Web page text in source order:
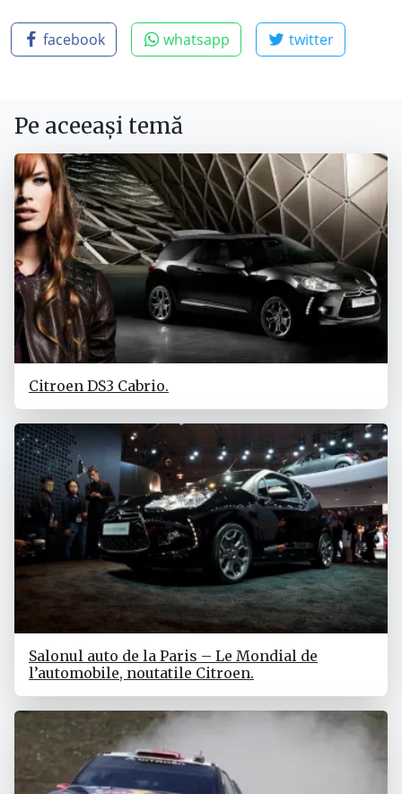
facebook whatsapp twitter
Pe aceeași temă
Citroen DS3 Cabrio.
Salonul auto de la Paris – Le Mondial de
l’automobile, noutatile Citroen.